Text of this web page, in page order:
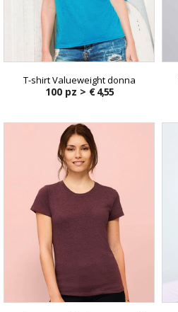
T-shirt Valueweight donna
100 pz > € 4,55